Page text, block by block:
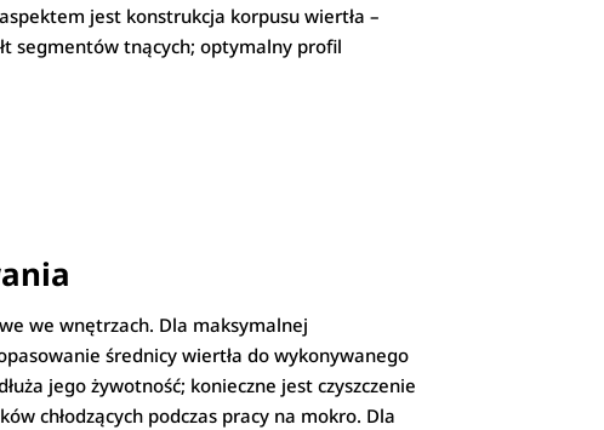
jest konstrukcja korpusu wiertła –
segmentów tnących; optymalny profil
we wnętrzach. Dla maksymalnej
średnicy wiertła do wykonywanego
jego żywotność; konieczne jest czyszczenie
chłodzących podczas pracy na mokro. Dla